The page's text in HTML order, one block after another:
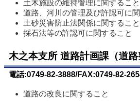
土木施設の維持管理に関すること
道路、河川の管理及び許認可に
土砂災害防止法関係に関すること
採石法等の許認可に関すること
木之本支所 道路計画課（道路
電話:0749-82-3888/FAX:0749-82-
道路の改良に関すること